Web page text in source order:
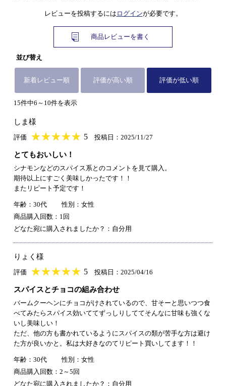
レビューを投稿するには ログインが必要です。
商品レビューを書く
並び替え
新着レビュー順 評価が高い順 評価が低い順
15件中6～10件を表示
しま様
評価 ★★★★★
★★★★★ 5 投稿日：2025/11/27
とてもおいしい！
シナモンなどのスパイス系とのコメントを見て購入。
期待以上にすごく美味しかったです！！
またリピート予定です！
年齢：30代
性別：女性
商品購入回数：1回
どなた宛に購入されましたか？：自分用
りょく様
評価 ★★★★★
★★★★★ 5 投稿日：2025/04/16
スパイスとチョコの組み合わせ
バームクーヘンにチョコがけされているので、甘そーと思いつつ食
べてみたらスパイス効いててずっしりしててそんなに甘味も強くな
いし美味しい！
ただ、他の方も書かれているようにスパイスの類が苦手な方は避け
た方が良いかと。私は大好きなのてリピート買いしてます！！
年齢：30代
性別：女性
商品購入回数：2～5回
どなた宛に購入されましたか？：自分用